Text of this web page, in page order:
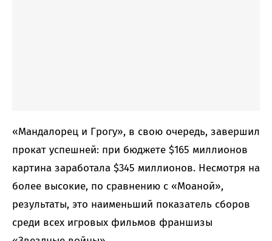
«Мандалорец и Грогу», в свою очередь, завершил
прокат успешней: при бюджете $165 миллионов
картина заработала $345 миллионов. Несмотря на
более высокие, по сравнению с «Моаной»,
результаты, это наименьший показатель сборов
среди всех игровых фильмов франшизы